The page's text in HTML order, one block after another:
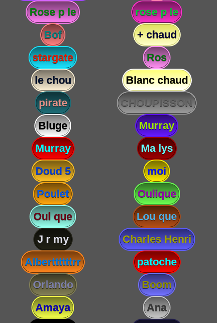
Rose p le
rose p le
Bof
+ chaud
stargate
Ros
le chou
Blanc chaud
pirate
CHOUPISSON
Bluge
Murray
Murray
Ma lys
Doud 5
moi
Poulet
Oulique
Oul que
Lou que
J r my
Charles Henri
Alberttttttrr
patoche
Orlando
Boom
Amaya
Ana